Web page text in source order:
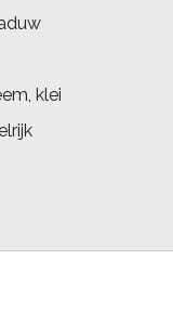
klei